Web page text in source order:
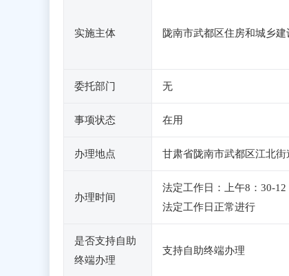
实施主体 陇南市武都区住房和城乡建
委托部门 无
事项状态 在用
办理地点 甘肃省陇南市武都区江北
办理时间
法定工作日：上午8：30-
法定工作日正常进行
是否支持自助
终端办理
支持自助终端办理